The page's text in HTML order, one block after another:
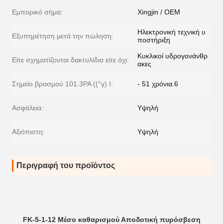
Εμπορικό σήμα: Xingjin / OEM
Εξυπηρέτηση μετά την πώληση:
Ηλεκτρονική τεχνική υ
ποστήριξη
Είτε σχηματίζονται δακτυλίδια είτε όχι:
Κυκλικοί υδρογονάνθρ
ακες
Σημείο βρασμού 101.3PA ((°γ) I: - 51 χρόνια.6
Ασφάλεια: Υψηλή
Αξιόπιστη: Υψηλή
Περιγραφή του προϊόντος
FK-5-1-12 Μέσο καθαρισμού Αποδοτική πυρόσβεση